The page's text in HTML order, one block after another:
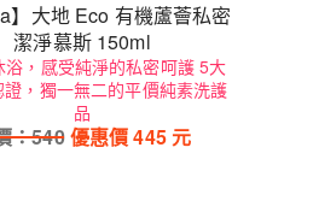
】大地 Eco 有機蘆薈私密
潔淨慕斯 150ml
浴，感受純淨的私密呵護 5大
證，獨一無二的平價純素洗護
品
：540優惠價445元